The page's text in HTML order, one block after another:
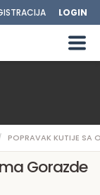
LOGIN
POPRAVAK KUTIJE SA
Gorazde